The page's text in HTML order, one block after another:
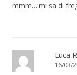
mmm….mi sa di
Luca
16/03/